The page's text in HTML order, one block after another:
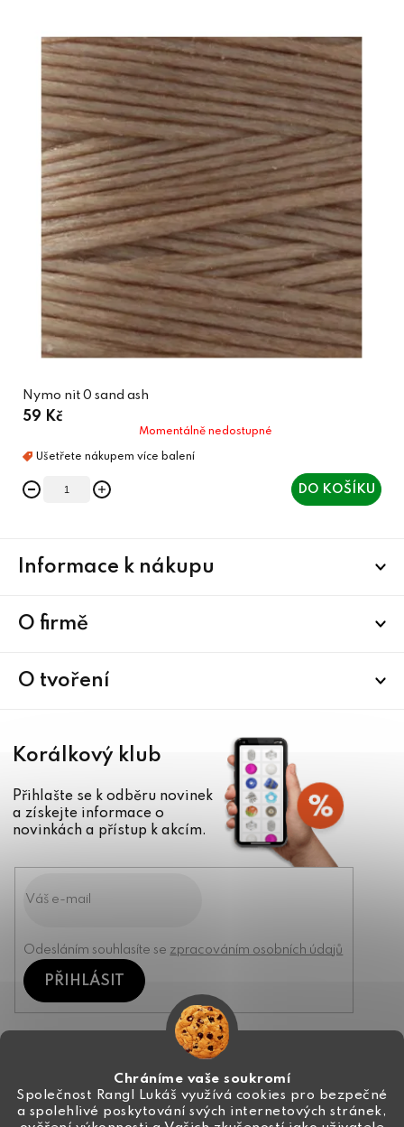
Chráníme vaše soukromí
Společnost Rangl Lukáš využívá cookies pro bezpečné
a spolehlivé poskytování svých internetových stránek,
Nymo nit 0 sand ash
59 Kč
Momentálně nedostupné
DO KOŠÍKU
Informace k nákupu
O firmě
O tvoření
Korálkový klub
Přihlašte se k odběru novinek
a získejte informace o
novinkách a přístup k akcím.
Odesláním souhlasíte se zpracováním osobních údajů
PŘIHLÁSIT
+420 774 444 191